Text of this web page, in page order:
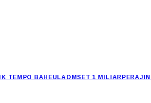
TEMPO BAHEULA OMSET 1 MILIAR